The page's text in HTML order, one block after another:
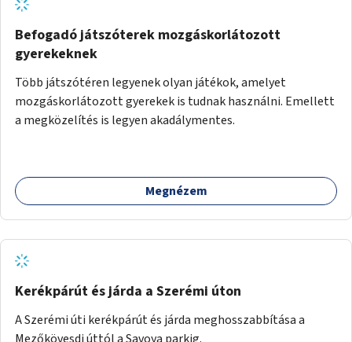
Befogadó játszóterek mozgáskorlátozott
gyerekeknek
Több játszótéren legyenek olyan játékok, amelyet
mozgáskorlátozott gyerekek is tudnak használni. Emellett
a megközelítés is legyen akadálymentes.
Megnézem
Kerékpárút és járda a Szerémi úton
A Szerémi úti kerékpárút és járda meghosszabbítása a